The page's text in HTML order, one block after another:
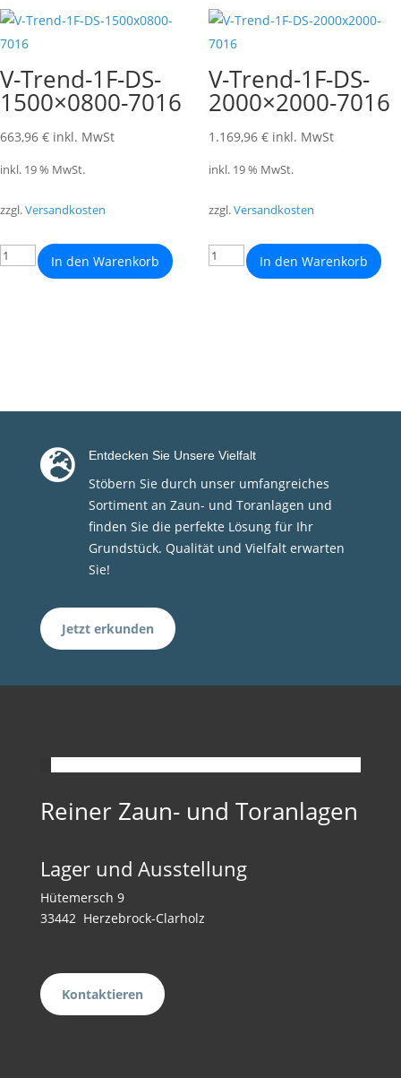
V-Trend-1F-DS-
1500×0800-7016
663,96 € inkl. MwSt
inkl. 19 % MwSt.
zzgl.Versandkosten
In den Warenkorb
V-Trend-1F-DS-
2000×2000-7016
1.169,96 € inkl. MwSt
inkl. 19 % MwSt.
zzgl.Versandkosten
In den Warenkorb
 Entdecken Sie Unsere Vielfalt
Stöbern Sie durch unser umfangreiches
Sortiment an Zaun- und Toranlagen und
finden Sie die perfekte Lösung für Ihr
Grundstück. Qualität und Vielfalt erwarten
Sie!
Jetzt erkunden
Reiner Zaun- und Toranlagen
Lager und Ausstellung
Hütemersch 9
33442 Herzebrock-Clarholz
Kontaktieren